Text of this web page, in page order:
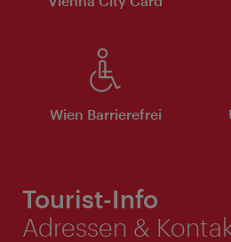
Wien Barrierefrei
Tourist-Info
Adressen &